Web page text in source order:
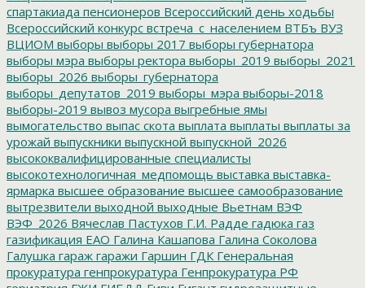
спартакиада пенсионеров Всероссийский день ходьбы
Всероссийский конкурс встреча_с_населением ВТБъ ВУЗ
ВЦИОМ выборы выборы 2017 выборы губернатора
выборы мэра выборы ректора выборы_2019 выборы_2021
выборы_2026 выборы_губернатора
выборы_депутатов_2019 выборы_мэра выборы-2018
выборы-2019 вывоз мусора выгребные ямы
вымогательство выпас скота выплата выплаты выплаты за
урожай выпускники выпускной выпускной_2026
высококвалифицированные специалисты
высокотехнологичная_медпомощь выставка выставка-
ярмарка высшее образование высшее самообразование
вытрезвители выходной выходные Вьетнам ВЭФ
ВЭФ_2026 Вячеслав Пастухов Г.И. Радде гадюка газ
газификация ЕАО Галина Кашапова Галина Соколова
Галушка гараж гаражи Гаршин ГДК Генеральная
прокуратура генпрокуратура Генпрокуратура РФ